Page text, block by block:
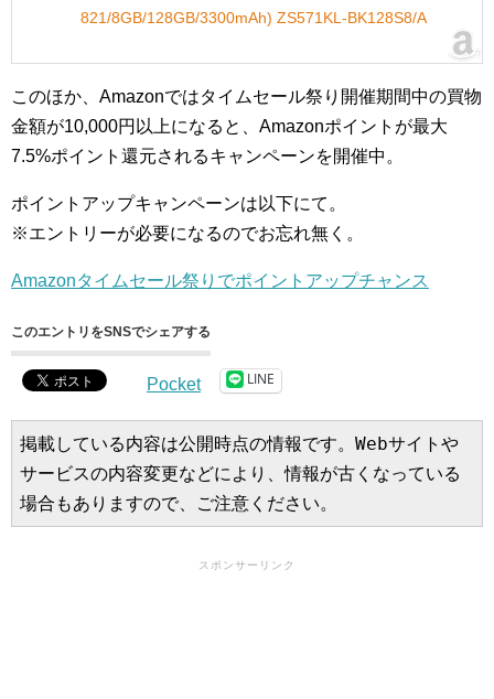
821/8GB/128GB/3300mAh) ZS571KL-BK128S8/A
このほか、Amazonではタイムセール祭り開催期間中の買物
金額が10,000円以上になると、Amazonポイントが最大
7.5%ポイント還元されるキャンペーンを開催中。
ポイントアップキャンペーンは以下にて。
※エントリーが必要になるのでお忘れ無く。
Amazonタイムセール祭りでポイントアップチャンス
このエントリをSNSでシェアする
Pocket LINE
掲載している内容は公開時点の情報です。Webサイトや
サービスの内容変更などにより、情報が古くなっている
場合もありますので、ご注意ください。
スポンサーリンク